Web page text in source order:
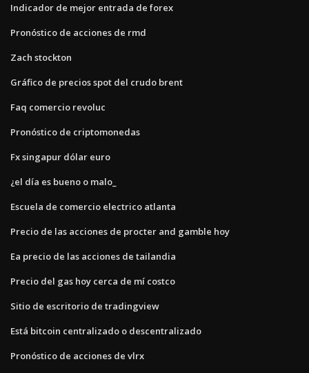
Indicador de mejor entrada de forex
Pronóstico de acciones de rmd
Zach stockton
Gráfico de precios spot del crudo brent
Faq comercio revoluc
Pronóstico de criptomonedas
Fx singapur dólar euro
¿el día es bueno o malo_
Escuela de comercio electrico atlanta
Precio de las acciones de procter and gamble hoy
Ea precio de las acciones de tailandia
Precio del gas hoy cerca de mí costco
Sitio de escritorio de tradingview
Está bitcoin centralizado o descentralizado
Pronóstico de acciones de vlrx